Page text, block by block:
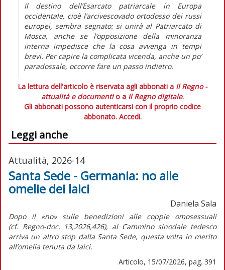
Il destino dell’Esarcato patriarcale in Europa
occidentale, cioè l’arcivescovado ortodosso dei russi
europei, sembra segnato: si unirà al Patriarcato di
Mosca, anche se l’opposizione della minoranza
interna impedisce che la cosa avvenga in tempi
brevi. Per capire la complicata vicenda, anche un po’
paradossale, occorre fare un passo indietro.
La lettura dell'articolo è riservata agli abbonati a Il Regno -
attualità e documentio a Il Regno digitale.
Gli abbonati possono autenticarsi con il proprio codice
abbonato. Accedi.
Leggi anche
Attualità, 2026-14
Santa Sede - Germania: no alle
omelie dei laici
Daniela Sala
Dopo il «no» sulle benedizioni alle coppie omosessuali
(cf. Regno-doc. 13,2026,426), al Cammino sinodale tedesco
arriva un altro stop dalla Santa Sede, questa volta in merito
all’omelia tenuta da laici.
Articolo, 15/07/2026, pag. 391